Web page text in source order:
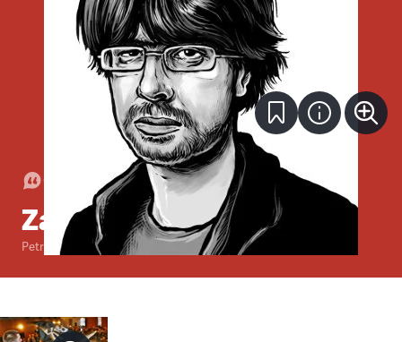
Glosa 10. 6. 2009• minuty
Záhadní europiráti
Petr Třešňák